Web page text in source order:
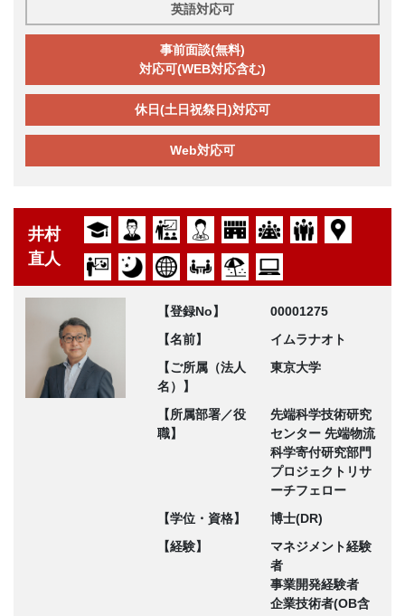
英語対応可
事前面談(無料)
対応可(WEB対応含む)
休日(土日祝祭日)対応可
Web対応可
井村
直人
【登録No】
00001275
【名前】
イムラナオト
【ご所属（法人
名）】
東京大学
【所属部署／役
職】
先端科学技術研究
センター 先端物流
科学寄付研究部門
プロジェクトリサ
ーチフェロー
【学位・資格】
博士(DR)
【経験】
マネジメント経験
者
事業開発経験者
企業技術者(OB含